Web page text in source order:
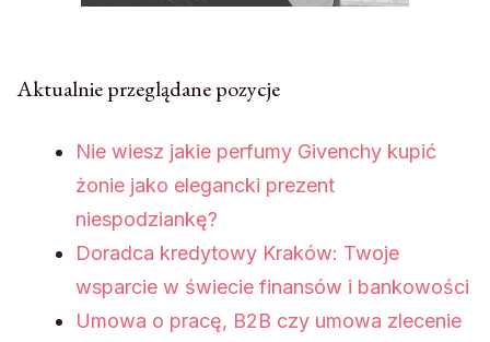
Aktualnie przeglądane pozycje
Nie wiesz jakie perfumy Givenchy kupić
żonie jako elegancki prezent
niespodziankę?
Doradca kredytowy Kraków: Twoje
wsparcie w świecie finansów i bankowości
Umowa o pracę, B2B czy umowa zlecenie